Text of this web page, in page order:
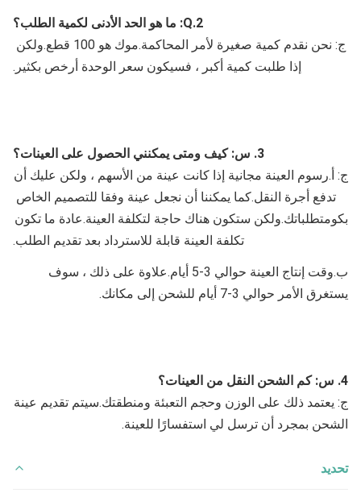
2.Q: ما هو الحد الأدنى لكمية الطلب؟
إذا طلبت كمية أكبر ، فسيكون سعر الوحدة أرخص بكثير.
3. س: كيف ومتى يمكنني الحصول على العينات؟
بك
تكلفة العينة قابلة للاسترداد بعد تقديم الطلب.
يستغرق الأمر حوالي 3-7 أيام للشحن إلى مكانك.
4. س: كم الشحن النقل من العينات؟
الشحن بمجرد أن ترسل لي استفسارًا للعينة.
تحديد